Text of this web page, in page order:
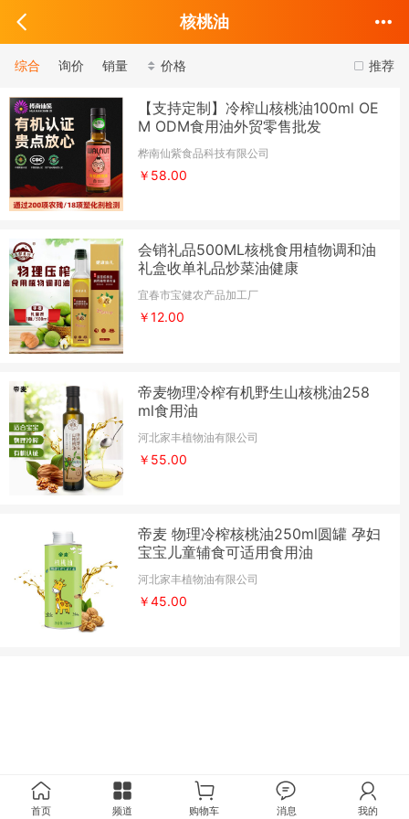
核桃油
推荐
综合 询价 销量 价格
【支持定制】冷榨山核桃油100ml OE
M ODM食用油外贸零售批发
桦南仙紫食品科技有限公司
￥58.00
会销礼品500ML核桃食用植物调和油
礼盒收单礼品炒菜油健康
宜春市宝健农产品加工厂
￥12.00
帝麦物理冷榨有机野生山核桃油258
ml食用油
河北家丰植物油有限公司
￥55.00
帝麦 物理冷榨核桃油250ml圆罐 孕妇
宝宝儿童辅食可适用食用油
河北家丰植物油有限公司
￥45.00
首页 频道 购物车 消息 我的